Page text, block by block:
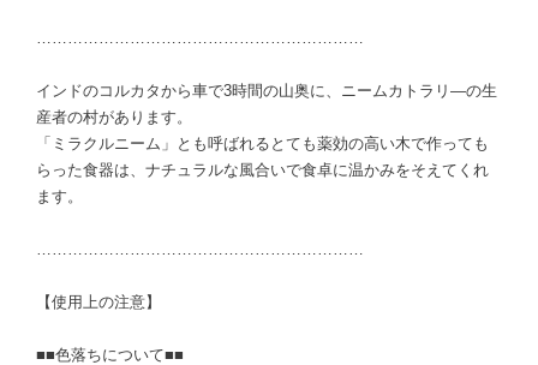
………………………………………………………
インドのコルカタから車で3時間の山奥に、ニームカトラリ—の生
産者の村があります。
「ミラクルニーム」とも呼ばれるとても薬効の高い木で作っても
らった食器は、ナチュラルな風合いで食卓に温かみをそえてくれ
ます。
………………………………………………………
【使用上の注意】
■■色落ちについて■■